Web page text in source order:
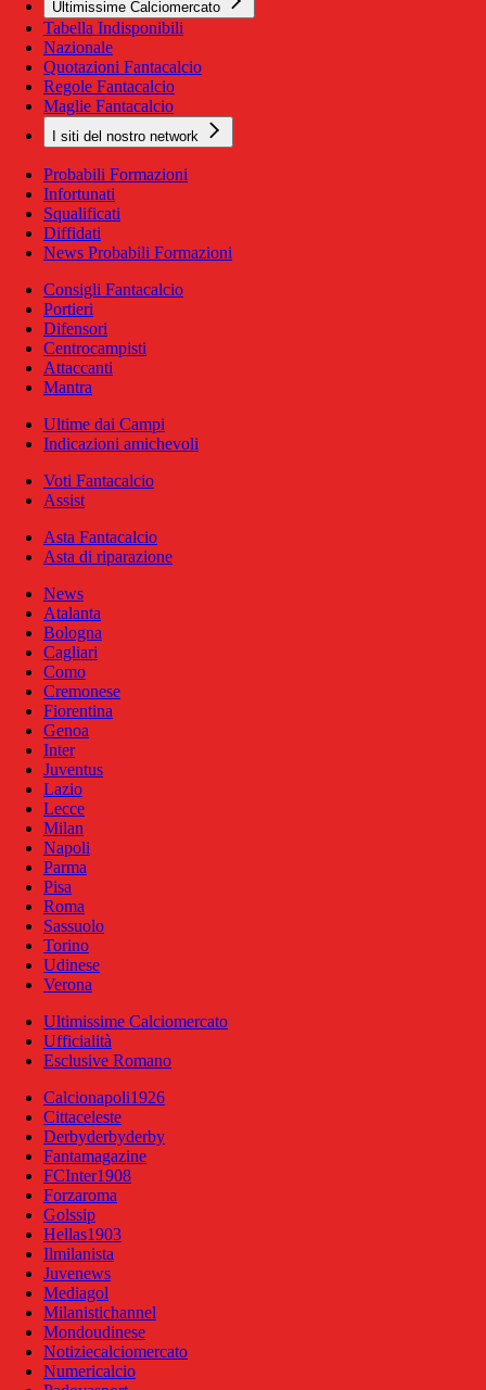
Ultimissime Calciomercato
Tabella Indisponibili
Nazionale
Quotazioni Fantacalcio
Regole Fantacalcio
Maglie Fantacalcio
I siti del nostro network
Probabili Formazioni
Infortunati
Squalificati
Diffidati
News Probabili Formazioni
Consigli Fantacalcio
Portieri
Difensori
Centrocampisti
Attaccanti
Mantra
Ultime dai Campi
Indicazioni amichevoli
Voti Fantacalcio
Assist
Asta Fantacalcio
Asta di riparazione
News
Atalanta
Bologna
Cagliari
Como
Cremonese
Fiorentina
Genoa
Inter
Juventus
Lazio
Lecce
Milan
Napoli
Parma
Pisa
Roma
Sassuolo
Torino
Udinese
Verona
Ultimissime Calciomercato
Ufficialità
Esclusive Romano
Calcionapoli1926
Cittaceleste
Derbyderbyderby
Fantamagazine
FCInter1908
Forzaroma
Golssip
Hellas1903
Ilmilanista
Juvenews
Mediagol
Milanistichannel
Mondoudinese
Notiziecalciomercato
Numericalcio